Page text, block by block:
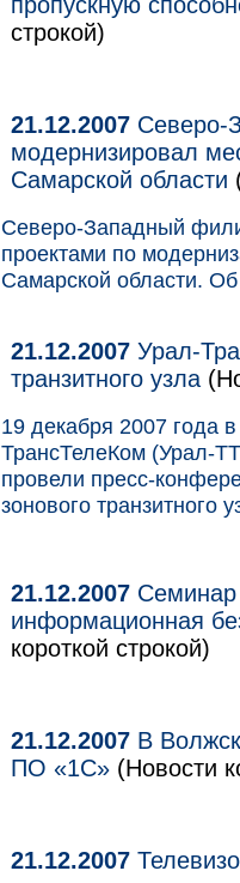
строкой)
21.12.2007 Северо-
модернизировал
Самарской области
Северо-Западный
проектами по
Самарской области.
21.12.2007 Урал-
транзитного узла
19 декабря 2007 года
ТрансТелеКом (Урал-
провели пресс-
зонового транзитного
21.12.2007
информационная
короткой строкой)
21.12.2007 В
ПО «1С» (Новости
21.12.2007